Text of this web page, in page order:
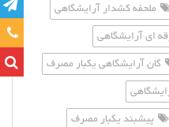
ملحفه کشدار آرایشگاهی
ای آرایشگاهی
گان آرایشگاهی یکبار مصرف
پیشبند یکبار مصرف